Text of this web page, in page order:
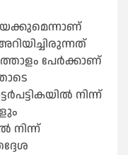
പേർക്കാണ്
നിന്ന്
നിന്ന്